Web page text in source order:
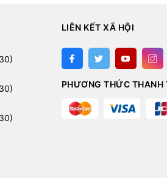
LIÊN KẾT XÃ HỘI
PHƯƠNG THỨC THANH